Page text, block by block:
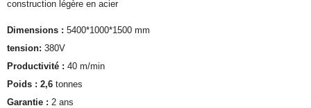
construction légère en acier
Dimensions : 5400*1000*1500 mm
tension: 380V
Productivité : 40 m/min
Poids : 2,6 tonnes
Garantie : 2 ans